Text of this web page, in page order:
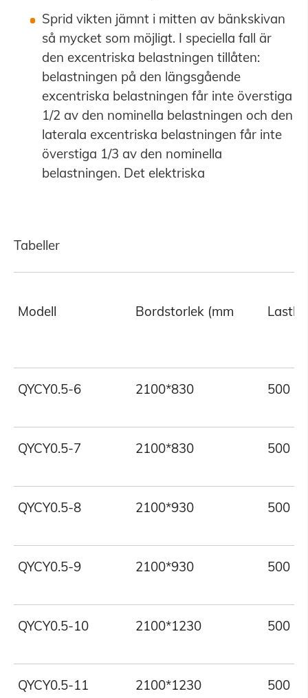
Sprid vikten jämnt i mitten av bänkskivan
så mycket som möjligt. I speciella fall är
den excentriska belastningen tillåten:
belastningen på den längsgående
excentriska belastningen får inte överstiga
1/2 av den nominella belastningen och den
laterala excentriska belastningen får inte
överstiga 1/3 av den nominella
belastningen. Det elektriska
Tabeller
Modell Bordstorlek (mm
QYCY0.5-6 2100*830 500
QYCY0.5-7 2100*830 500
QYCY0.5-8 2100*930 500
QYCY0.5-9 2100*930 500
QYCY0.5-10 2100*1230 500
QYCY0.5-11 2100*1230 500